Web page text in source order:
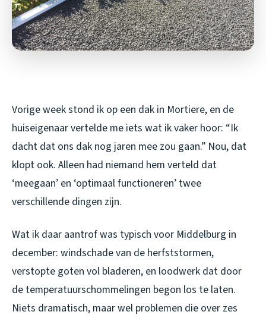
Vorige week stond ik op een dak in Mortiere, en de
huiseigenaar vertelde me iets wat ik vaker hoor: “Ik
dacht dat ons dak nog jaren mee zou gaan.” Nou, dat
klopt ook. Alleen had niemand hem verteld dat
‘meegaan’ en ‘optimaal functioneren’ twee
verschillende dingen zijn.
Wat ik daar aantrof was typisch voor Middelburg in
december: windschade van de herfststormen,
verstopte goten vol bladeren, en loodwerk dat door
de temperatuurschommelingen begon los te laten.
Niets dramatisch, maar wel problemen die over zes